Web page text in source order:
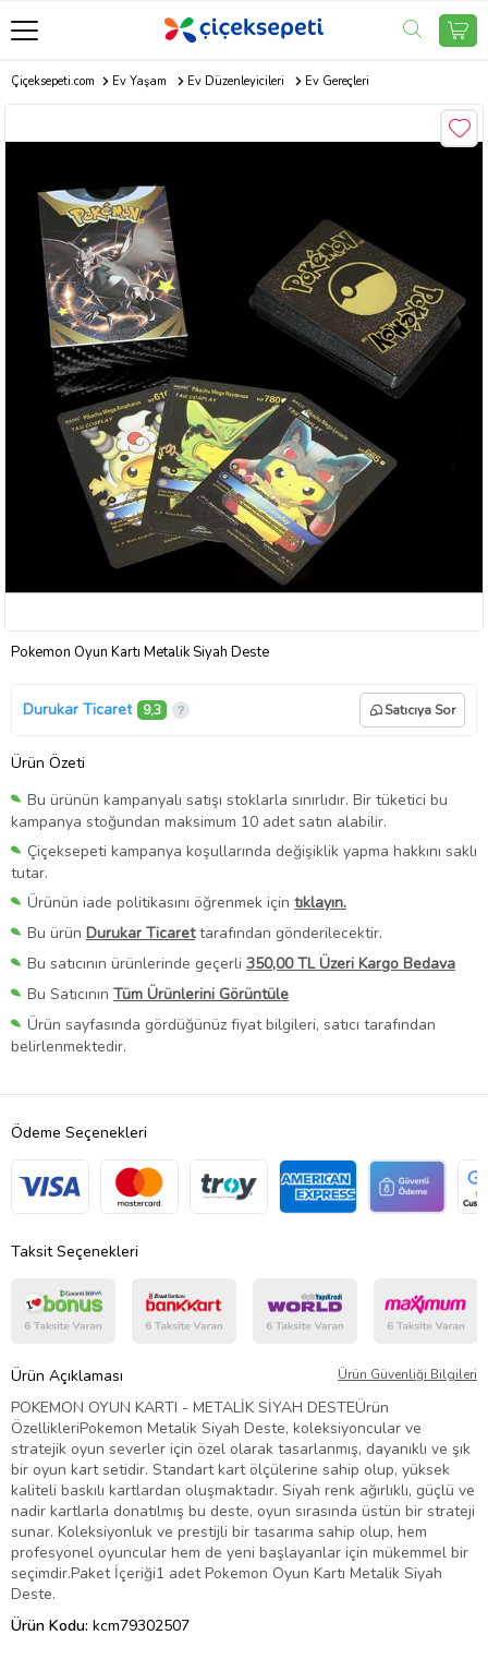
Çiçeksepeti.com Ev Yaşam Ev Düzenleyicileri Ev Gereçleri
Pokemon Oyun Kartı Metalik Siyah Deste
Durukar Ticaret 9,3 Satıcıya Sor
Ürün Özeti
Bu ürünün kampanyalı satışı stoklarla sınırlıdır. Bir tüketici bu
kampanya stoğundan maksimum 10 adet satın alabilir.
Çiçeksepeti kampanya koşullarında değişiklik yapma hakkını saklı
tutar.
Ürünün iade politikasını öğrenmek için tıklayın.
Bu ürün Durukar Ticarettarafından gönderilecektir.
Bu satıcının ürünlerinde geçerli 350,00 TL Üzeri Kargo Bedava
Bu Satıcının Tüm Ürünlerini Görüntüle
Ürün sayfasında gördüğünüz fiyat bilgileri, satıcı tarafından
belirlenmektedir.
Ödeme Seçenekleri
Taksit Seçenekleri
Ürün Açıklaması Ürün Güvenliği Bilgileri
POKEMON OYUN KARTI - METALİK SİYAH DESTEÜrün
ÖzellikleriPokemon Metalik Siyah Deste, koleksiyoncular ve
stratejik oyun severler için özel olarak tasarlanmış, dayanıklı ve şık
bir oyun kart setidir. Standart kart ölçülerine sahip olup, yüksek
kaliteli baskılı kartlardan oluşmaktadır. Siyah renk ağırlıklı, güçlü ve
nadir kartlarla donatılmış bu deste, oyun sırasında üstün bir strateji
sunar. Koleksiyonluk ve prestijli bir tasarıma sahip olup, hem
profesyonel oyuncular hem de yeni başlayanlar için mükemmel bir
seçimdir.Paket İçeriği1 adet Pokemon Oyun Kartı Metalik Siyah
Deste.
Ürün Kodu: kcm79302507